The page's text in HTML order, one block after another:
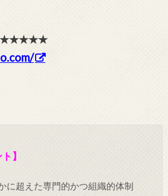
】
に超えた専門的かつ組織的体制